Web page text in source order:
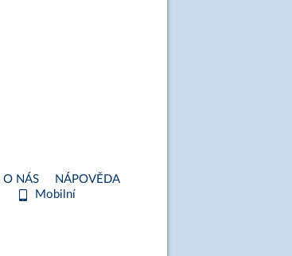
O NÁS
NÁPOVĚDA
Mobilní